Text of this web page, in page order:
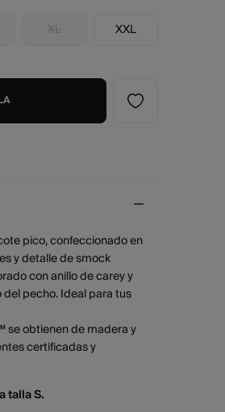
XL XXL
pico, confeccionado en
y detalle de smock
con anillo de carey y
pecho. Ideal para tus
se obtienen de madera y
certificadas y
talla S.